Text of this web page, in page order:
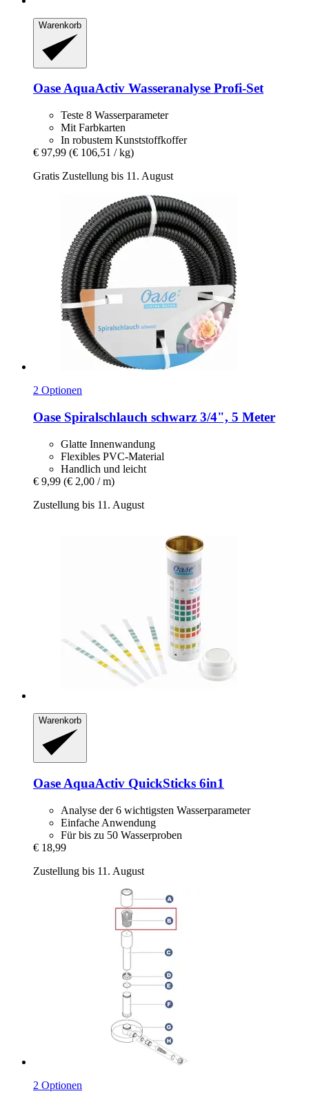
Warenkorb
OaseAquaActiv Wasseranalyse Profi-​Set
Teste 8 Wasserparameter
Mit Farbkarten
In robustem Kunststoffkoffer
€ 97,99 (€ 106,51 / kg)
Gratis Zustellung bis 11. August
2 Optionen
Oase Spiralschlauch schwarz 3/4", 5 Meter
Glatte Innenwandung
Flexibles PVC-Material
Handlich und leicht
€ 9,99 (€ 2,00 / m)
Zustellung bis 11. August
Warenkorb
Oase AquaActiv QuickSticks 6in1
Analyse der 6 wichtigsten Wasserparameter
Einfache Anwendung
Für bis zu 50 Wasserproben
€ 18,99
Zustellung bis 11. August
2 Optionen